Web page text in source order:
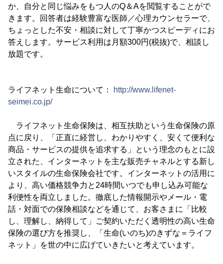
か、自分と同じ悩みをもつ人のQ＆Aを閲覧することがで
きます。回答者は経験豊富な医師／心理カウンセラーで、
ちょっとした不安・相談に対して丁寧かつスピーディにお
答えします。サービス利用は月額300円(税抜)で、相談し
放題です。
ライフネット生命について：
http://www.lifenet-
seimei.co.jp/
ライフネット生命保険は、相互扶助という生命保険の原
点に戻り、「正直に経営し、わかりやすく、安くて便利な
商品・サービスの提供を追求する」という理念のもとに設
立された、インターネットを主な販売チャネルとする新し
いスタイルの生命保険会社です。インターネットの活用に
より、高い価格競争力と24時間いつでも申し込み可能な
利便性を両立しました。徹底した情報開示やメール・電
話・対面での保険相談などを通じて、お客さまに「比較
し、理解し、納得して」ご契約いただく透明性の高い生命
保険の選び方を推奨し、「生命(いのち)のきずな＝ライフ
ネット」を世の中に広げていきたいと考えています。